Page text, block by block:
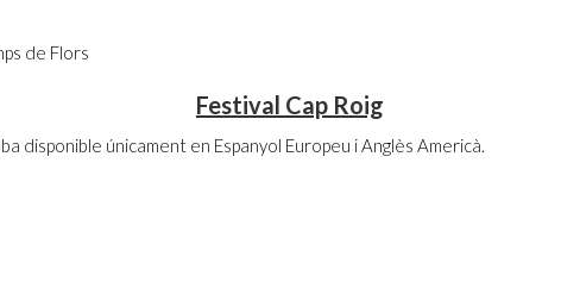
de Flors
Festival Cap Roig
disponible únicament en Espanyol Europeu i Anglès Americà.